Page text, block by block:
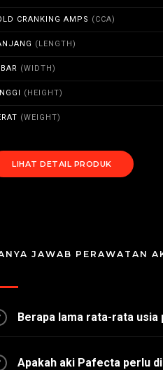
CRANKING AMPS (CCA)
(LENGTH)
(WIDTH)
(HEIGHT)
(WEIGHT)
LIHAT DETAIL PRODUK
JAWAB PERAWATAN
Berapa lama rata-rata usia
Apakah aki Pafecta perlu